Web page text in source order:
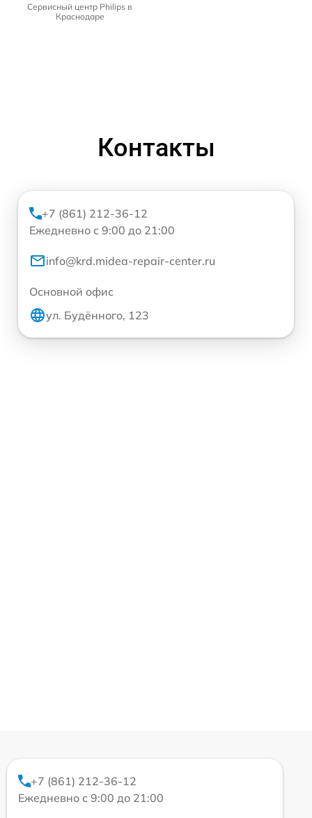
Сервисный центр Philips в
Краснодаре
Контакты
+7 (861) 212-36-12
Ежедневно с 9:00 до 21:00
info@krd.midea-repair-center.ru
Основной офис
ул. Будённого, 123
+7 (861) 212-36-12
Ежедневно с 9:00 до 21:00